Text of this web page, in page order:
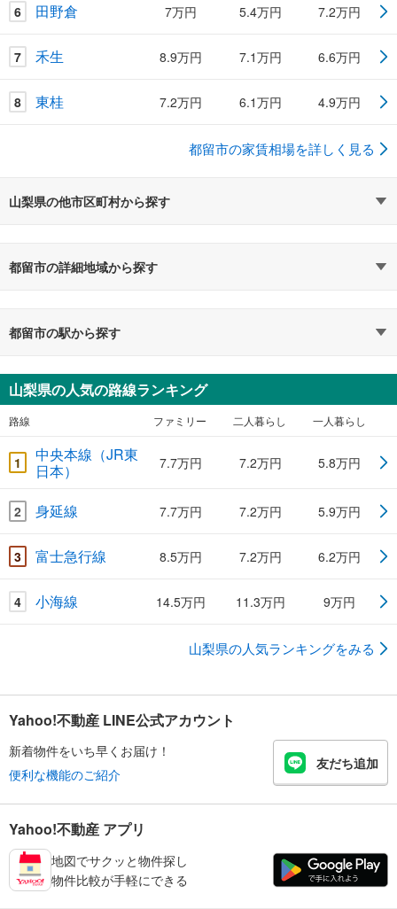
6 田野倉 7万円 5.4万円 7.2万円
7 禾生 8.9万円 7.1万円 6.6万円
8 東桂 7.2万円 6.1万円 4.9万円
都留市の家賃相場を詳しく見る
山梨県の他市区町村から探す
都留市の詳細地域から探す
都留市の駅から探す
山梨県の人気の路線ランキング
路線 ファミリー 二人暮らし 一人暮らし
1
中央本線（JR東
日本）
7.7万円 7.2万円 5.8万円
2 身延線 7.7万円 7.2万円 5.9万円
3 富士急行線 8.5万円 7.2万円 6.2万円
4 小海線 14.5万円 11.3万円 9万円
山梨県の人気ランキングをみる
Yahoo!不動産 LINE公式アカウント
新着物件をいち早くお届け！
便利な機能のご紹介
友だち追加
Yahoo!不動産 アプリ
地図でサクッと物件探し
物件比較が手軽にできる